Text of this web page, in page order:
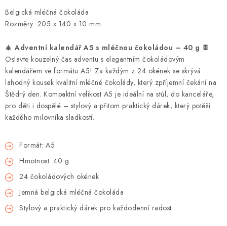
Belgická mléčná čokoláda
Rozměry: 205 x 140 x 10 mm
🎄Adventní kalendář A5 s mléčnou čokoládou – 40 g 🍫
Oslavte kouzelný čas adventu s elegantním čokoládovým
kalendářem ve formátu A5! Za každým z 24 okének se skrývá
lahodný kousek kvalitní mléčné čokolády, který zpříjemní čekání na
Štědrý den. Kompaktní velikost A5 je ideální na stůl, do kanceláře,
pro děti i dospělé – stylový a přitom praktický dárek, který potěší
každého milovníka sladkostí.
Formát: A5
Hmotnost: 40 g
24 čokoládových okének
Jemná belgická mléčná čokoláda
Stylový a praktický dárek pro každodenní radost